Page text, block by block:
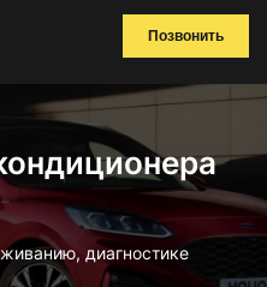
Позвонить
диагностике